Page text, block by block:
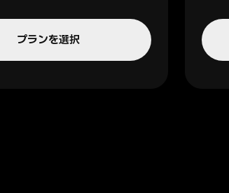
プランを選択